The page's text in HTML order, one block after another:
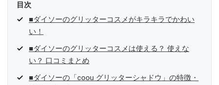
目次
■ダイソーのグリッターコスメがキラキラでかわい
い！
■ダイソーのグリッターコスメは使える？ 使えな
い？ 口コミまとめ
■ダイソーの「coou グリッターシャドウ」の特徴・